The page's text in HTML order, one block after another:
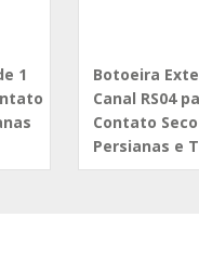
1
Botoeira
Canal RS04
Contato
Persianas e